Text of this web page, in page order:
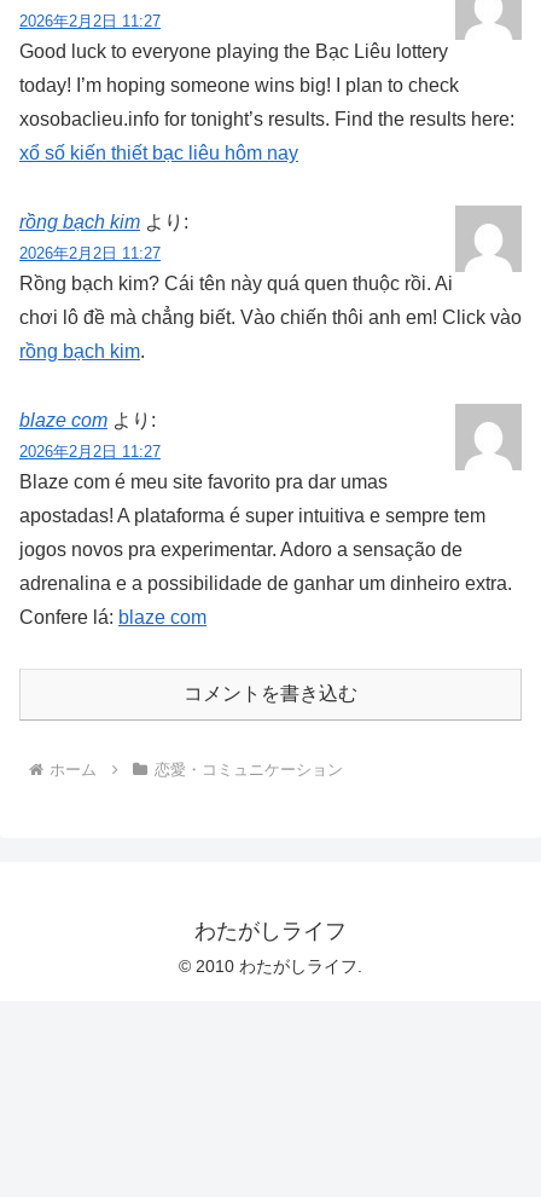
2026年2月2日 11:27
Good luck to everyone playing the Bạc Liêu lottery
today! I’m hoping someone wins big! I plan to check
xosobaclieu.info for tonight’s results. Find the results here:
xổ số kiến thiết bạc liêu hôm nay
rồng bạch kim より:
2026年2月2日 11:27
Rồng bạch kim? Cái tên này quá quen thuộc rồi. Ai
chơi lô đề mà chẳng biết. Vào chiến thôi anh em! Click vào
rồng bạch kim.
blaze com より:
2026年2月2日 11:27
Blaze com é meu site favorito pra dar umas
apostadas! A plataforma é super intuitiva e sempre tem
jogos novos pra experimentar. Adoro a sensação de
adrenalina e a possibilidade de ganhar um dinheiro extra.
Confere lá: blaze com
コメントを書き込む
ホーム 恋愛・コミュニケーション
わたがしライフ
© 2010 わたがしライフ.